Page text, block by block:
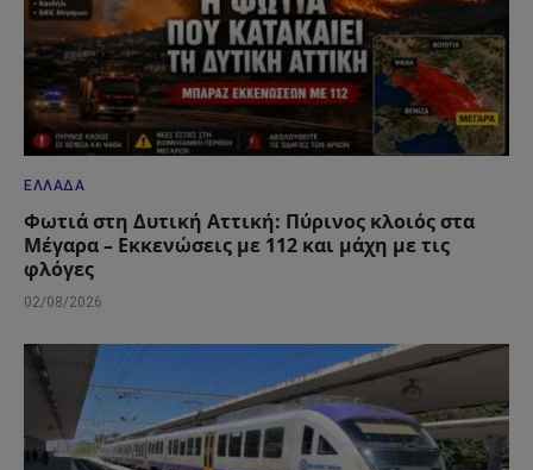
ΕΛΛΆΔΑ
Φωτιά στη Δυτική Αττική: Πύρινος κλοιός στα
Μέγαρα – Εκκενώσεις με 112 και μάχη με τις
φλόγες
02/08/2026